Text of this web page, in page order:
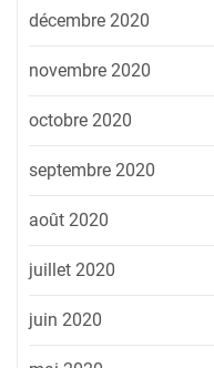
décembre 2020
novembre 2020
octobre 2020
septembre 2020
août 2020
juillet 2020
juin 2020